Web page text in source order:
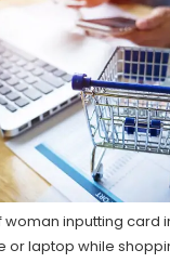
inputting card
or laptop while